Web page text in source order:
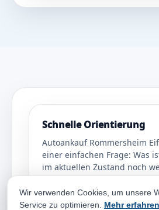
Schnelle Orientierung
Autoankauf Rommersheim
einer einfachen Frage: Was
im aktuellen Zustand noch
erste Orientierung reichen
Angaben. Entscheidend sind
Baujahr, Kilometerstand,
Wir verwenden Cookies, um unsere
Service zu optimieren. Mehr erfahren